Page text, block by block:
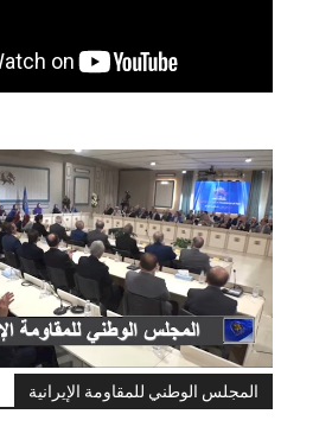
المجلس الوطني للمقاومة الإيرانية